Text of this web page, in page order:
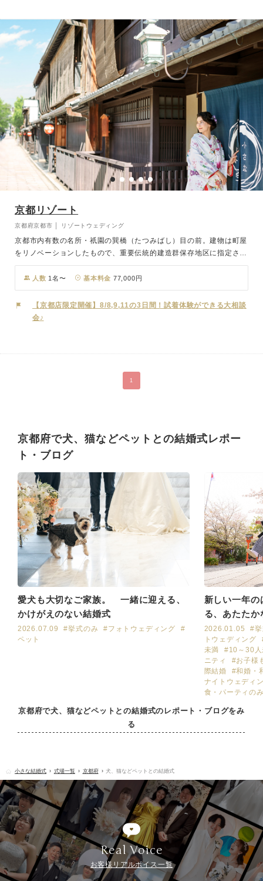
京都リゾート
京都府京都市 │ リゾートウェディング
京都市内有数の名所・祇園の巽橋（たつみばし）目の前。建物は町屋
をリノベーションしたもので、重要伝統的建造群保存地区に指定され
ている街の景観と見事に調和しており、屋外でのロケーション撮影は
絵になる写真がたくさん残せます。「祇園四条」駅から徒歩5分とア
クセスも良好。お打合せは電話やメールでも可能ですので、全国どこ
にお住まいでも安心して当日をお迎えいただけます。
人数 1名〜 基本料金 77,000円
【京都店限定開催】8/8,9,11の3日間！試着体験ができる大相談
会♪
1
京都府で犬、猫などペットとの結婚式レポー
ト・ブログ
京都府で犬、猫などペットとの結婚式のレポート・ブログをみ
る
愛犬も大切なご家族。 一緒に迎える、
かけがえのない結婚式
2026.07.09 #挙式のみ #フォトウェディング
#
ペット
新しい一年
る、あたたか
2026.01.05
#
トウェディング
未満
#10～30
ニティ
#お子様
際結婚
#和婚・
ナイトウェディ
食・パーティの
小さな結婚式 式場一覧 京都府 犬、猫などペットとの結婚式
Real Voice
お客様リアルボイス一覧